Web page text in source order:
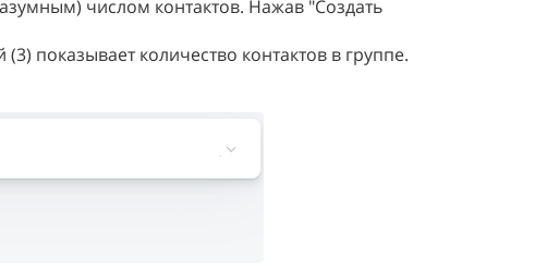
числом контактов. Нажав "Создать
показывает количество контактов в группе.